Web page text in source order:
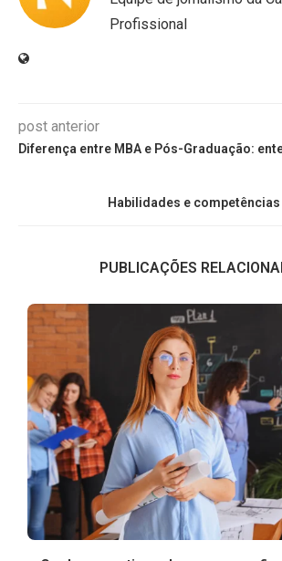
Profissional
post anterior
Diferença entre MBA e Pós-Graduação:
Habilidades e
PUBLICAÇÕES